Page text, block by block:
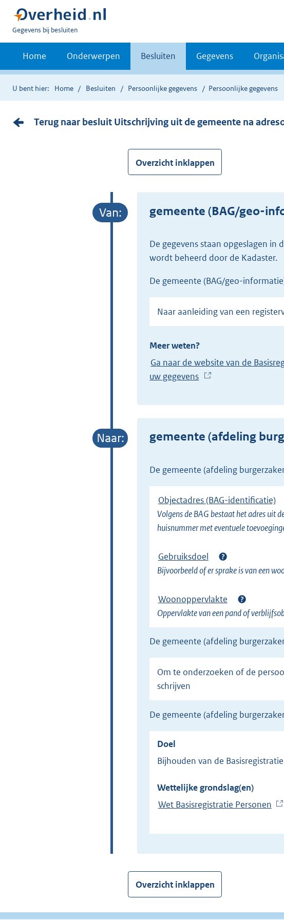
U
bent
Gegevens bij besluiten
Home Onderwerpen Besluiten Gegevens
U bent hier: Home Besluiten Persoonlijke gegevens Persoonlijke gegevens
Terug naar besluit Uitschrijving uit de gemeente na
Overzicht inklappen
gemeente (BAG/geo-
De gegevens staan opgeslagen in
wordt beheerd door de Kadaster.
de gemeente (BAG/geo-
Naar aanleiding van een
Meer weten?
Ga naar de website van de Basisregistratie Adressen en Gebouwen (BAG) en bekijk, indien beschikbaar,
uw gegevens
x
t
e
e
l
i
n
k
gemeente (afdeling
de gemeente (afdeling
Objectadres (BAG-identificatie)
Volgens de BAG bestaat het adres uit
huisnummer met eventuele
Gebruiksdoel
Bijvoorbeeld of er sprake is van een
Woonoppervlakte
Oppervlakte van een pand of
de gemeente (afdeling
Om te onderzoeken of de persoon op het juiste adres staat ingeschreven, en na onderzoek uit te
schrijven
de gemeente (afdeling
Doel
Bijhouden van de
Wettelijke grondslag(en)
Wet Basisregistratie Personen
x
l
Overzicht inklappen